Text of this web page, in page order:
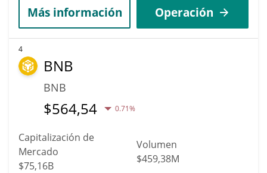
Más información Operación
4
BNB
BNB
$564,54 0.71%
Capitalización de
Mercado
$75,16B
Volumen
$459,38M